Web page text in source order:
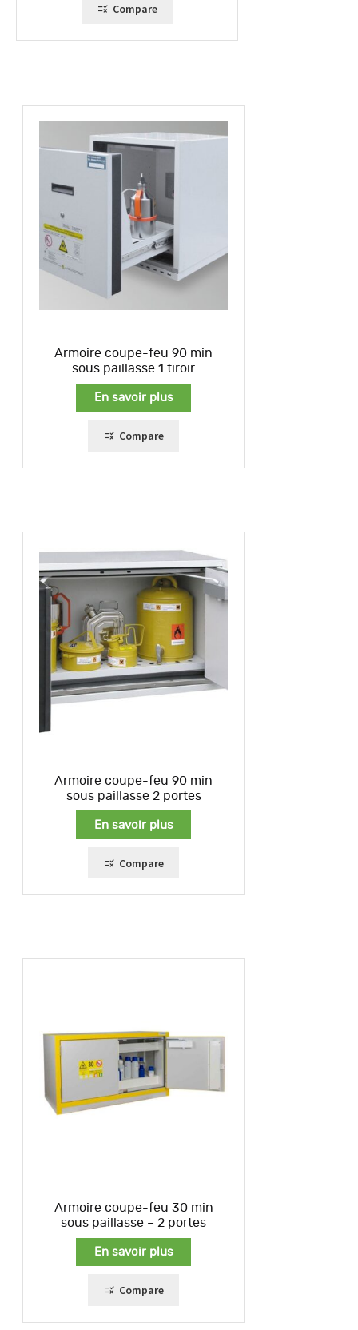
Compare
Armoire coupe-feu 90 min
sous paillasse 1 tiroir
En savoir plus
Compare
Armoire coupe-feu 90 min
sous paillasse 2 portes
En savoir plus
Compare
Armoire coupe-feu 30 min
sous paillasse – 2 portes
En savoir plus
Compare